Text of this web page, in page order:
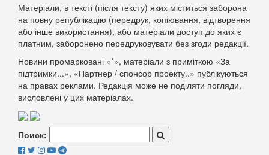
Матеріали, в тексті (після тексту) яких міститься заборона
на повну републікацію (передрук, копіювання, відтворення
або інше використання), або матеріали доступ до яких є
платним, заборонено передруковувати без згоди редакції.
Новини промарковані «*», матеріали з приміткою «За
підтримки...», «Партнер / спонсор проекту..» публікуються
на правах реклами. Редакція може не поділяти погляди,
висловлені у цих матеріалах.
Поиск: